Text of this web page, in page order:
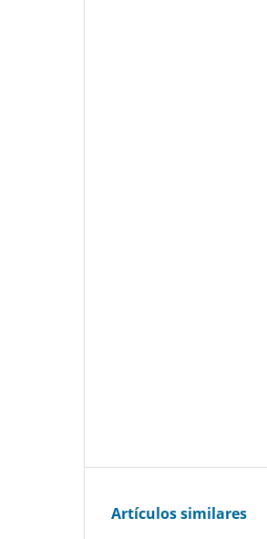
Artículos similares